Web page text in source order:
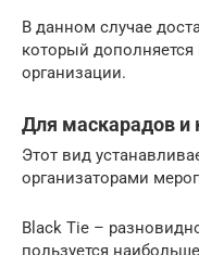
В данном случае
который
организации.
Для маскарадов и
Этот вид
организаторами
Black Tie –
пользуется